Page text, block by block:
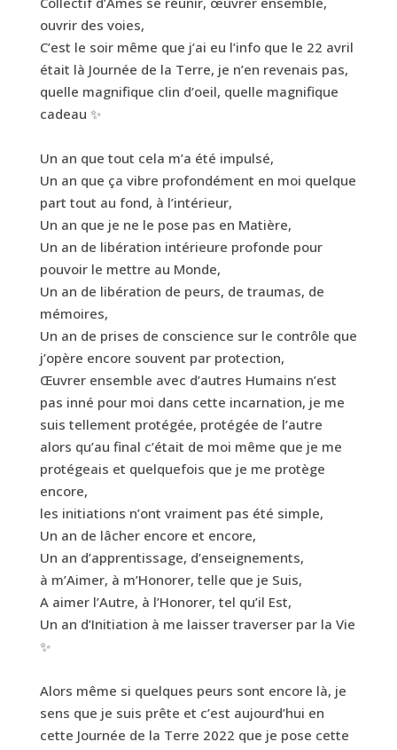
ouvrir des voies,
C’est le soir même que j’ai eu l’info que le 22 avril
était là Journée de la Terre, je n’en revenais pas,
quelle magnifique clin d’oeil, quelle magnifique
cadeau ✨
Un an que tout cela m’a été impulsé,
Un an que ça vibre profondément en moi quelque
part tout au fond, à l’intérieur,
Un an que je ne le pose pas en Matière,
Un an de libération intérieure profonde pour
pouvoir le mettre au Monde,
Un an de libération de peurs, de traumas, de
mémoires,
Un an de prises de conscience sur le contrôle que
j’opère encore souvent par protection,
Œuvrer ensemble avec d’autres Humains n’est
pas inné pour moi dans cette incarnation, je me
suis tellement protégée, protégée de l’autre
alors qu’au final c’était de moi même que je me
protégeais et quelquefois que je me protège
encore,
les initiations n’ont vraiment pas été simple,
Un an de lâcher encore et encore,
Un an d’apprentissage, d’enseignements,
à m’Aimer, à m’Honorer, telle que je Suis,
A aimer l’Autre, à l’Honorer, tel qu’il Est,
Un an d’Initiation à me laisser traverser par la Vie
✨
Alors même si quelques peurs sont encore là, je
sens que je suis prête et c’est aujourd’hui en
cette Journée de la Terre 2022 que je pose cette